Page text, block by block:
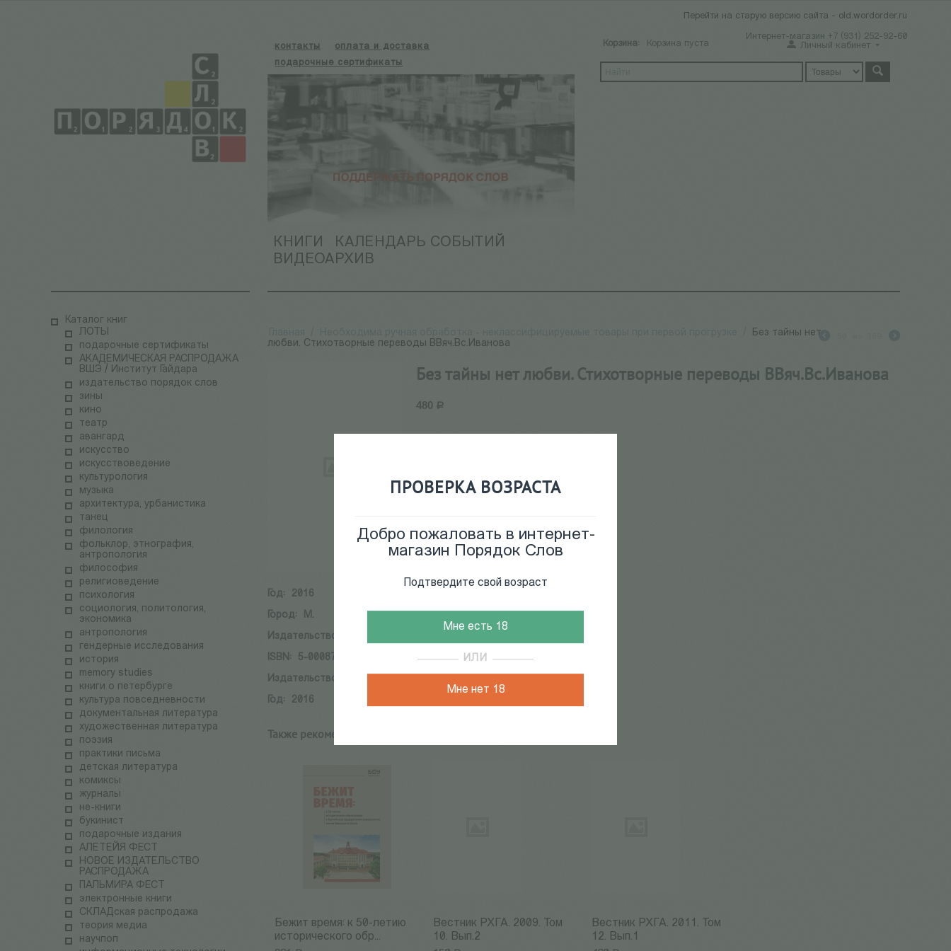
ПРОВЕРКА ВОЗРАСТА
Добро пожаловать в интернет-
магазин Порядок Слов
Подтвердите свой возраст
Мне есть 18
ИЛИ
Мне нет 18
Перейти на старую версию сайта - old.wordorder.ru
Интернет-магазин +7 (931) 252-92-60
контакты
оплата и доставка
подарочные сертификаты
КНИГИ
КАЛЕНДАРЬ СОБЫТИЙ
ВИДЕОАРХИВ
Корзина: Корзина пуста Личный кабинет
Каталог книг
ЛОТЫ
подарочные сертификаты
АКАДЕМИЧЕСКАЯ РАСПРОДАЖА
ВШЭ / Институт Гайдара
издательство порядок слов
зины
кино
театр
авангард
искусство
искусствоведение
культурология
музыка
архитектура, урбанистика
танец
филология
фольклор, этнография,
антропология
философия
религиоведение
психология
социология, политология,
экономика
антропология
гендерные исследования
история
memory studies
книги о петербурге
культура повседневности
документальная литература
художественная литература
поэзия
практики письма
детская литература
комиксы
журналы
не-книги
букинист
подарочные издания
АЛЕТЕЙЯ ФЕСТ
НОВОЕ ИЗДАТЕЛЬСТВО
РАСПРОДАЖА
ПАЛЬМИРА ФЕСТ
электронные книги
СКЛАДская распродажа
теория медиа
научпоп
Без тайны нет
любви. Стихотворные переводы ВВяч.Вс.Иванова
Без тайны нет любви. Стихотворные переводы ВВяч.Вс.Иванова
480 Р
−
Год:
2016
Город:
М.
Издательство:
ISBN:
5-00087-058-7
Издательство:
Год:
2016
Также рекомендуем:
Бежит время: к 50-летию
исторического обр...
Вестник РХГА. 2009. Том
10. Вып.2
Вестник РХГА. 2011. Том
12. Вып.1